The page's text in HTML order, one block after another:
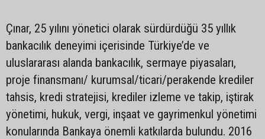
Çınar, 25 yılını yönetici olarak sürdürdüğü 35 yıllık
bankacılık deneyimi içerisinde Türkiye’de ve
uluslararası alanda bankacılık, sermaye piyasaları,
proje finansmanı/ kurumsal/ticari/perakende krediler
tahsis, kredi stratejisi, krediler izleme ve takip, iştirak
yönetimi, hukuk, vergi, inşaat ve gayrimenkul yönetimi
konularında Bankaya önemli katkılarda bulundu. 2016